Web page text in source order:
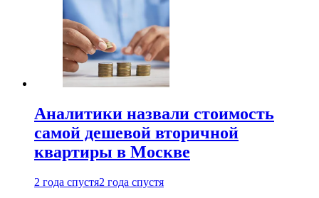
Аналитики назвали стоимость
самой дешевой вторичной
квартиры в Москве
2 года спустя2 года спустя